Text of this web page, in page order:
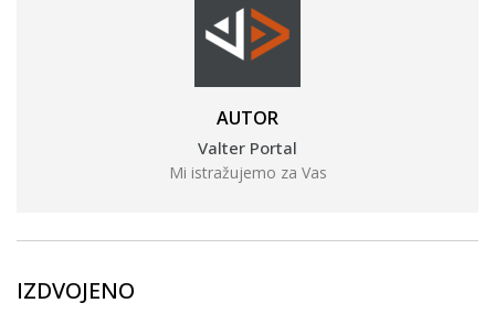
AUTOR
Valter Portal
Mi istražujemo za Vas
IZDVOJENO